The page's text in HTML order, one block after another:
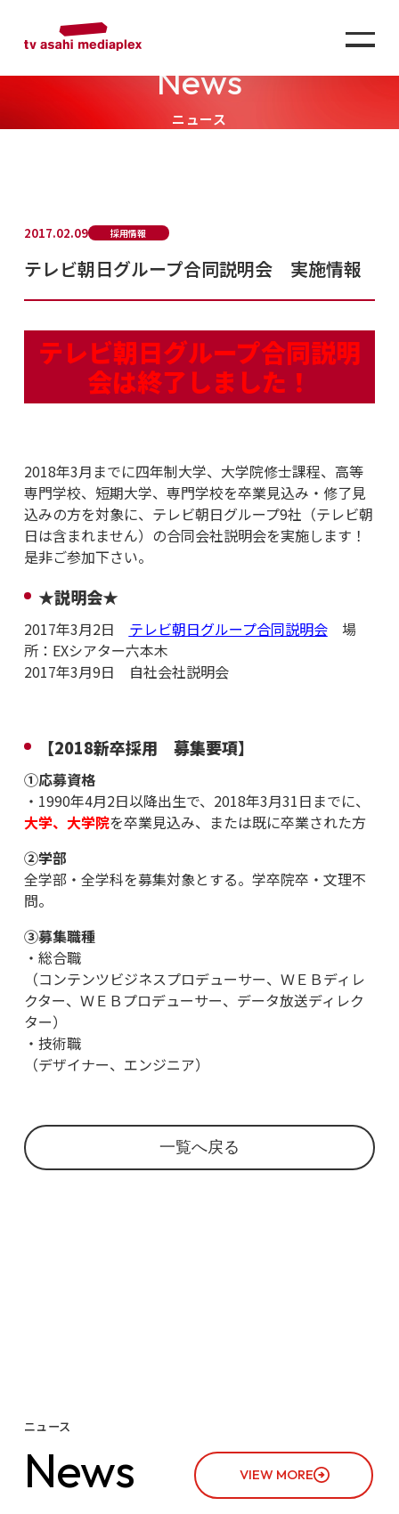
News
ニュース
2017.02.09 採用情報
テレビ朝日グループ合同説明会 実施情報
テレビ朝日グループ合同説明
会は終了しました！
2018年3月までに四年制大学、大学院修士課程、高等
専門学校、短期大学、専門学校を卒業見込み・修了見
込みの方を対象に、テレビ朝日グループ9社（テレビ朝
日は含まれません）の合同会社説明会を実施します！
是非ご参加下さい。
★説明会★
2017年3月2日 テレビ朝日グループ合同説明会場
所：EXシアター六本木
2017年3月9日 自社会社説明会
【2018新卒採用 募集要項】
①応募資格
・ 1990年4月2日以降出生で、 2018年3月31日までに、
大学、大学院を卒業見込み、または既に卒業された方
②学部
全学部・全学科を募集対象とする。学卒院卒・文理不
問。
③募集職種
・総合職
（コンテンツビジネスプロデューサー、ＷＥＢディレ
クター、ＷＥＢプロデューサー、データ放送ディレク
ター）
・技術職
（デザイナー、エンジニア）
一覧へ戻る
ニュース
News VIEW MORE